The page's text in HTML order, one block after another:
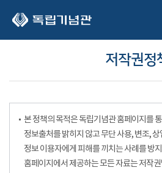
저작권정
본 정책의 목적은 독립기념관 홈페이지를
정보출처를 밝히지 않고 무단 사용, 변조,
정보 이용자에게 피해를 끼치는 사례를 방
홈페이지에서 제공하는 모든 자료는 저작